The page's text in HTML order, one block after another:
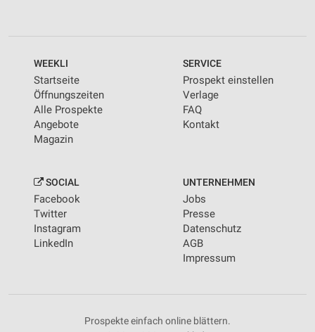
WEEKLI
Startseite
Öffnungszeiten
Alle Prospekte
Angebote
Magazin
SERVICE
Prospekt einstellen
Verlage
FAQ
Kontakt
SOCIAL
Facebook
Twitter
Instagram
LinkedIn
UNTERNEHMEN
Jobs
Presse
Datenschutz
AGB
Impressum
Prospekte einfach online blättern.